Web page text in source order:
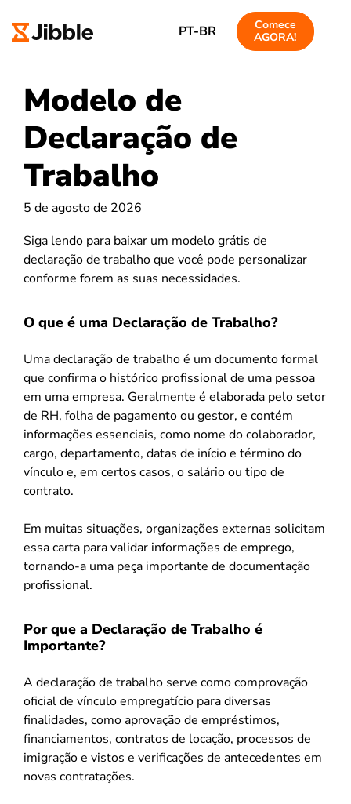
PT-BR
Comece
AGORA!
Modelo de
Declaração de
Trabalho
5 de agosto de 2026
Siga lendo para baixar um modelo grátis de
declaração de trabalho que você pode personalizar
conforme forem as suas necessidades.
O que é uma Declaração de Trabalho?
Uma declaração de trabalho é um documento formal
que confirma o histórico profissional de uma pessoa
em uma empresa. Geralmente é elaborada pelo setor
de RH, folha de pagamento ou gestor, e contém
informações essenciais, como nome do colaborador,
cargo, departamento, datas de início e término do
vínculo e, em certos casos, o salário ou tipo de
contrato.
Em muitas situações, organizações externas solicitam
essa carta para validar informações de emprego,
tornando-a uma peça importante de documentação
profissional.
Por que a Declaração de Trabalho é
Importante?
A declaração de trabalho serve como comprovação
oficial de vínculo empregatício para diversas
finalidades, como aprovação de empréstimos,
financiamentos, contratos de locação, processos de
imigração e vistos e verificações de antecedentes em
novas contratações.